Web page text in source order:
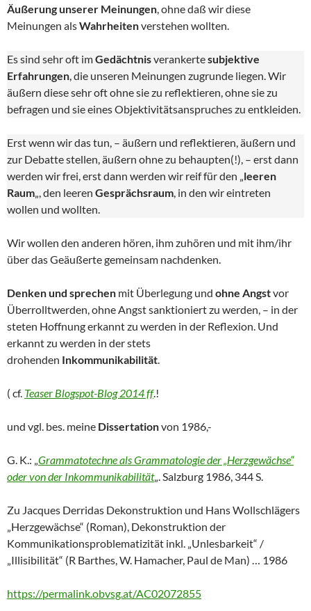
Äußerung unserer Meinungen, ohne daß wir diese
Meinungen alsWahrheitenverstehen wollten.
Es sind sehr oft imGedächtnisverankertesubjektive
Erfahrungen, die unseren Meinungen zugrunde liegen. Wir
äußern diese sehr oft ohne sie zu reflektieren, ohne sie zu
befragen und sie eines Objektivitätsanspruches zu entkleiden.
Erst wenn wir das tun, – äußern und reflektieren, äußern und
zur Debatte stellen, äußern ohne zu behaupten(!), – erst dann
werden wir frei, erst dann werden wir reif für den „leeren
Raum„, den leeren Gesprächsraum, in den wir eintreten
wollen und wollten.
Wir wollen den anderen hören, ihm zuhören und mit ihm/ihr
über das Geäußerte gemeinsam nachdenken.
Denken und sprechen mit Überlegung und ohne Angstvor
Überrolltwerden, ohne Angst sanktioniert zu werden, – in der
steten Hoffnung erkannt zu werden in der Reflexion. Und
erkannt zu werden in der stets
drohenden Inkommunikabilität.
( cf. Teaser Blogspot-Blog 2014 ff.!
und vgl. bes. meine Dissertationvon 1986,-
G. K.: „Grammatotechne als Grammatologie der „Herzgewächse“
oder von der Inkommunikabilität„. Salzburg 1986, 344 S.
Zu Jacques Derridas Dekonstruktion und Hans Wollschlägers
„Herzgewächse“ (Roman), Dekonstruktion der
Kommunikationsproblematizität inkl. „Unlesbarkeit“ /
„Illisibilität“ (R Barthes, W. Hamacher, Paul de Man) … 1986
https://permalink.obvsg.at/AC02072855